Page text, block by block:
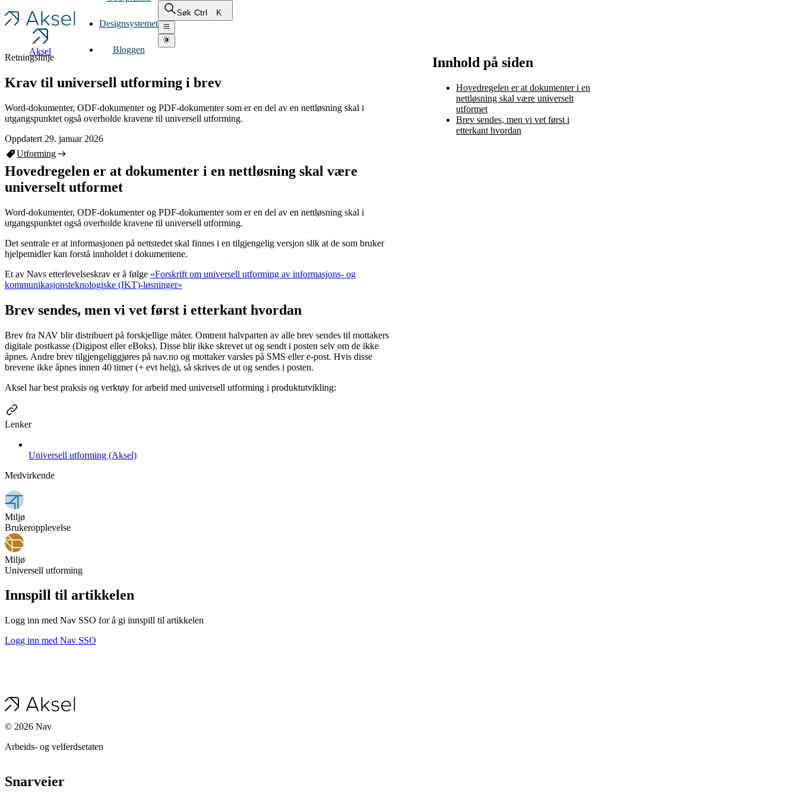
Aksel
Designsystemet
Bloggen
Søk Ctrl K
Retningslinje
Krav til universell utforming i brev
Word-dokumenter, ODF-dokumenter og PDF-dokumenter som er en del av en nettløsning skal i
utgangspunktet også overholde kravene til universell utforming.
Oppdatert 29. januar 2026
Utforming
Innhold på siden
Hovedregelen er at dokumenter i en
nettløsning skal være universelt
utformet
Brev sendes, men vi vet først i
etterkant hvordan
Hovedregelen er at dokumenter i en nettløsning skal være
universelt utformet
Word-dokumenter, ODF-dokumenter og PDF-dokumenter som er en del av en nettløsning skal i
utgangspunktet også overholde kravene til universell utforming.
Det sentrale er at informasjonen på nettstedet skal finnes i en tilgjengelig versjon slik at de som bruker
hjelpemidler kan forstå innholdet i dokumentene.
Et av Navs etterlevelseskrav er å følge «Forskrift om universell utforming av informasjons- og
kommunikasjonsteknologiske (IKT)-løsninger»
Brev sendes, men vi vet først i etterkant hvordan
Brev fra NAV blir distribuert på forskjellige måter. Omtrent halvparten av alle brev sendes til mottakers
digitale postkasse (Digipost eller eBoks). Disse blir ikke skrevet ut og sendt i posten selv om de ikke
åpnes. Andre brev tilgjengeliggjøres på nav.no og mottaker varsles på SMS eller e-post. Hvis disse
brevene ikke åpnes innen 40 timer (+ evt helg), så skrives de ut og sendes i posten.
Aksel har best praksis og verktøy for arbeid med universell utforming i produktutvikling:
Lenker
Universell utforming (Aksel)
Medvirkende
Miljø
Brukeropplevelse
Miljø
Universell utforming
Innspill til artikkelen
Logg inn med Nav SSO for å gi innspill til artikkelen
Logg inn med Nav SSO
© 2026 Nav
Arbeids- og velferdsetaten
Snarveier